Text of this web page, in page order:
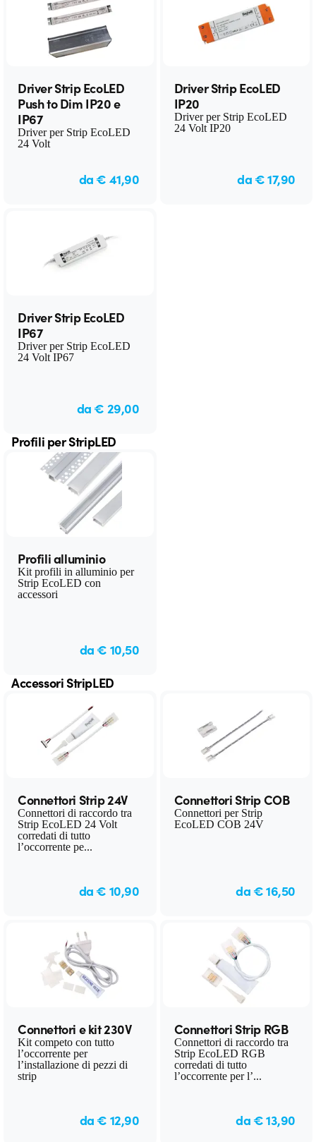
Driver Strip EcoLED
Push to Dim IP20 e
IP67
Driver per Strip EcoLED
24 Volt
da € 41,90
Driver Strip EcoLED
IP20
Driver per Strip EcoLED
24 Volt IP20
da € 17,90
Driver Strip EcoLED
IP67
Driver per Strip EcoLED
24 Volt IP67
da € 29,00
Profili per StripLED
Profili alluminio
Kit profili in alluminio per
Strip EcoLED con
accessori
da € 10,50
Accessori StripLED
Connettori Strip 24V
Connettori di raccordo tra
Strip EcoLED 24 Volt
corredati di tutto
l’occorrente pe...
da € 10,90
Connettori Strip COB
Connettori per Strip
EcoLED COB 24V
da € 16,50
Connettori e kit 230V
Kit competo con tutto
l’occorrente per
l’installazione di pezzi di
strip
da € 12,90
Connettori Strip RGB
Connettori di raccordo tra
Strip EcoLED RGB
corredati di tutto
l’occorrente per l’...
da € 13,90